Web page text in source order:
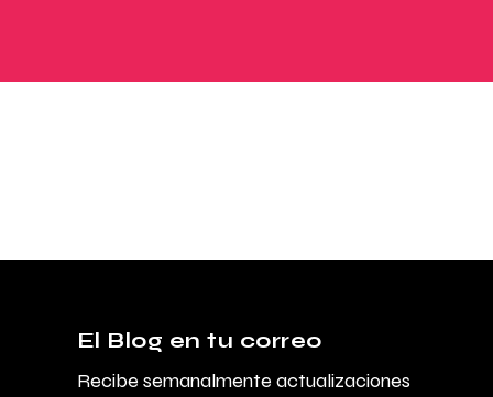
El Blog en tu correo
Recibe semanalmente actualizaciones